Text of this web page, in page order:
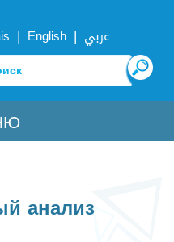
| English | عربي
анализ